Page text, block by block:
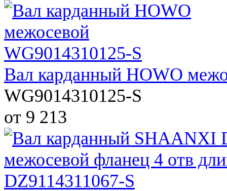
Вал карданный HOWO
WG9014310125-S
от 9 213